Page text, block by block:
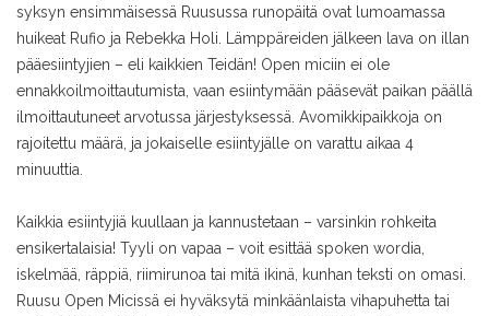
syksyn ensimmäisessä Ruusussa runopäitä ovat lumoamassa
huikeat Rufio ja Rebekka Holi. Lämppäreiden jälkeen lava on illan
pääesiintyjien – eli kaikkien Teidän! Open miciin ei ole
ennakkoilmoittautumista, vaan esiintymään pääsevät paikan päällä
ilmoittautuneet arvotussa järjestyksessä. Avomikkipaikkoja on
rajoitettu määrä, ja jokaiselle esiintyjälle on varattu aikaa 4
minuuttia.
Kaikkia esiintyjiä kuullaan ja kannustetaan – varsinkin rohkeita
ensikertalaisia! Tyyli on vapaa – voit esittää spoken wordia,
iskelmää, räppiä, riimirunoa tai mitä ikinä, kunhan teksti on omasi.
Ruusu Open Micissä ei hyväksytä minkäänlaista vihapuhetta tai